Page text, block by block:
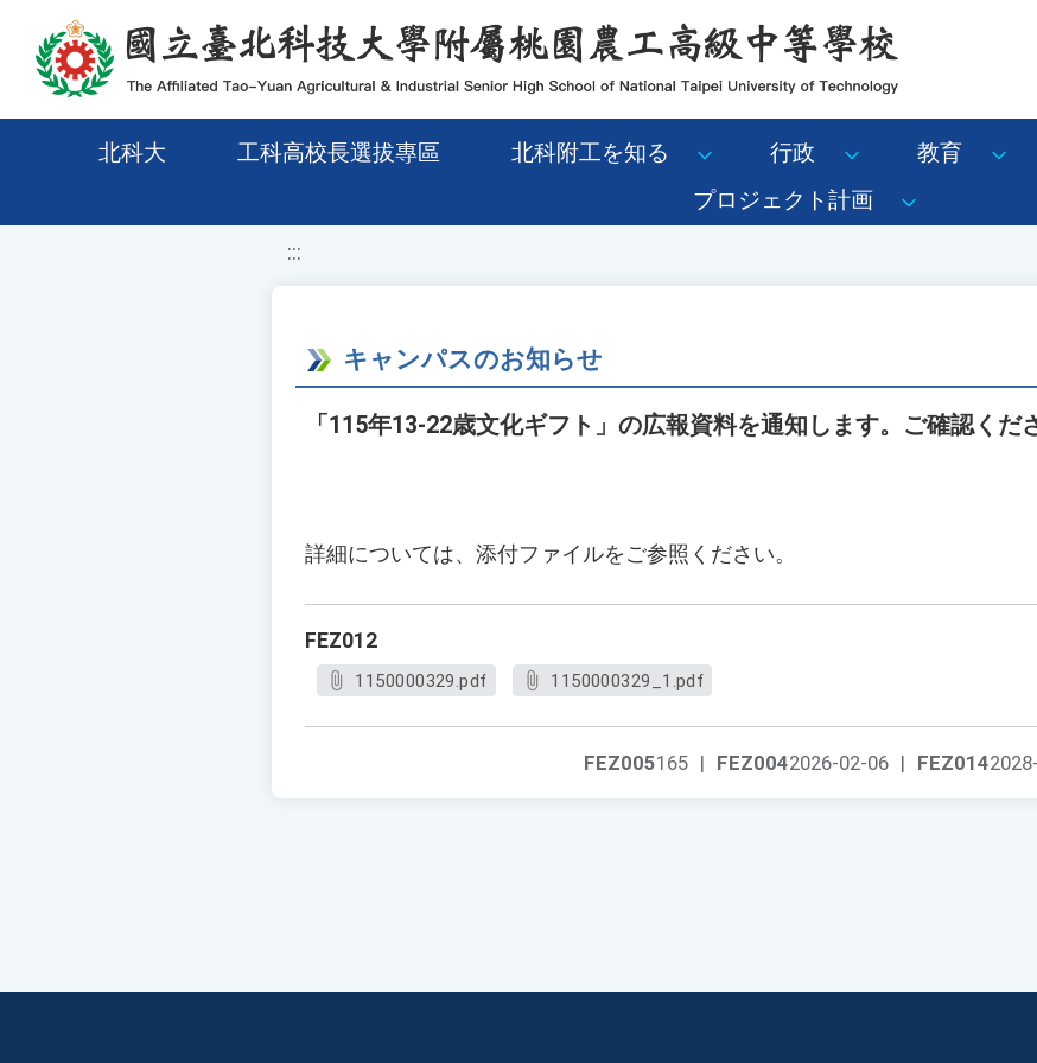
移至網頁之主要內容區位置
北科大 工科高校長選拔專區 北科附工を知る 行政 教育
プロジェクト計画
:::
キャンパスのお知らせ
「115年13-22歳文化ギフト」の広報資料を通知します。ご確認くだ
詳細については、添付ファイルをご参照ください。
FEZ012
1150000329.pdf 1150000329_1.pdf
FEZ014
FEZ0042026-02-06 |
FEZ005165 |